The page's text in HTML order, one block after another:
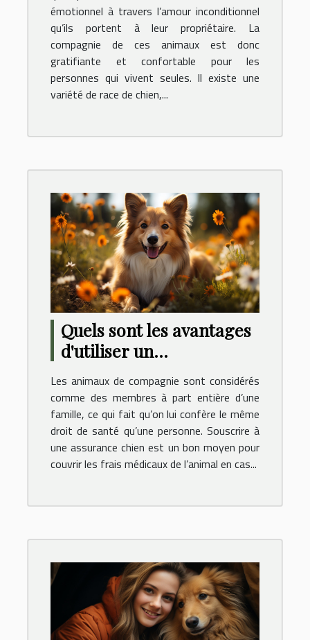
émotionnel à travers l’amour inconditionnel
qu’ils portent à leur propriétaire. La
compagnie de ces animaux est donc
gratifiante et confortable pour les
personnes qui vivent seules. Il existe une
variété de race de chien,...
Quels sont les avantages
d'utiliser un
comparateur en ligne
d'assurance chien pour
dénicher la meilleure
offre ?
Les animaux de compagnie sont considérés
comme des membres à part entière d’une
famille, ce qui fait qu’on lui confère le même
droit de santé qu’une personne. Souscrire à
une assurance chien est un bon moyen pour
couvrir les frais médicaux de l’animal en cas...